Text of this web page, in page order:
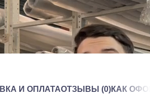
И ОПЛАТАОТЗЫВЫ (0)КАК